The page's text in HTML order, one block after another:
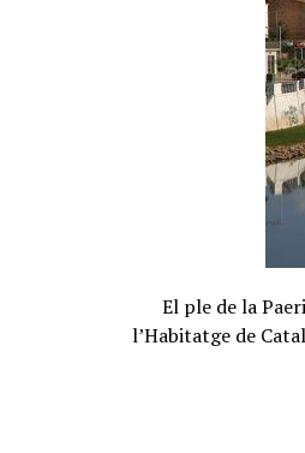
El ple de la
l’Habitatge de